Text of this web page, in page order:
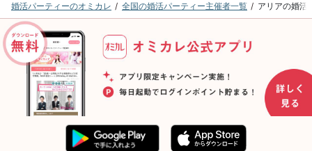
婚活パーティーのオミカレ 全国の婚活パーティー主催者一覧 アリアの婚活